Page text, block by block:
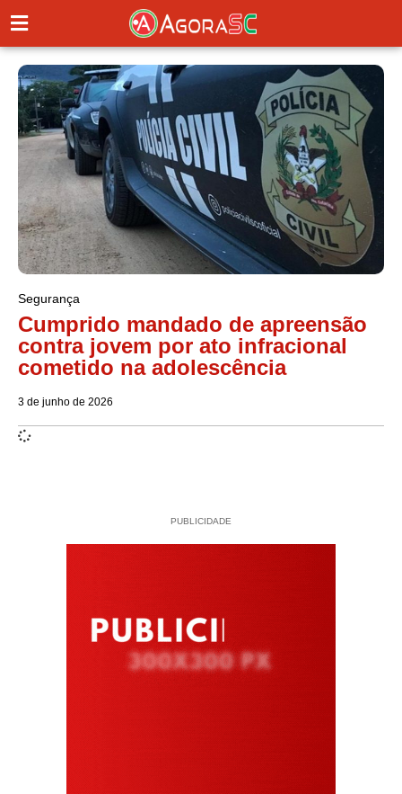
Segurança
Cumprido mandado de apreensão
contra jovem por ato infracional
cometido na adolescência
3 de junho de 2026
PUBLICIDADE